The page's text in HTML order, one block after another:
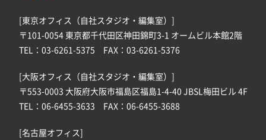
[東京オフィス（自社スタジオ・編集室）]
〒101-0054 東京都千代田区神田錦町3-1 オームビル本館2階
TEL：03-6261-5375 FAX：03-6261-5376
[大阪オフィス（自社スタジオ・編集室）]
〒553-0003 大阪府大阪市福島区福島1-4-40 JBSL梅田ビル 4F
TEL：06-6455-3633 FAX：06-6455-3688
[名古屋オフィス]